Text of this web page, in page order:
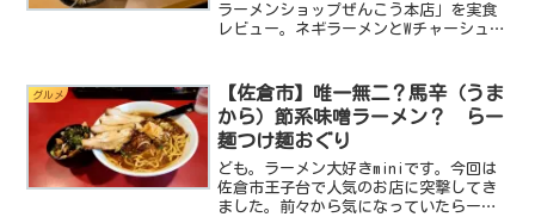
ラーメンショップぜんこう本店」を実食
レビュー。ネギラーメンとWチャーシュー
ます。
グルメ
【佐倉市】唯一無二？馬辛（うま
から）節系味噌ラーメン？ らー
麺つけ麺おぐり
ども。ラーメン大好きminiです。今回は
佐倉市王子台で人気のお店に突撃してき
ました。前々から気になっていたらー麺